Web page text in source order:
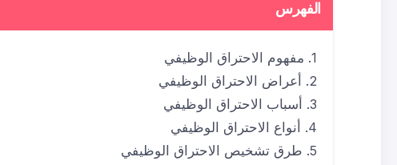
الفهرس
مفهوم الاحتراق الوظيفي
أعراض الاحتراق الوظيفي
أسباب الاحتراق الوظيفي
أنواع الاحتراق الوظيفي
طرق تشخيص الاحتراق الوظيفي